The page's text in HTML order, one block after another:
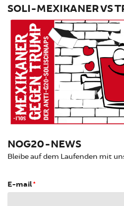
SOLI-MEXIKANER VS
NOG20-NEWS
Bleibe auf dem Laufenden mit
E-mail*